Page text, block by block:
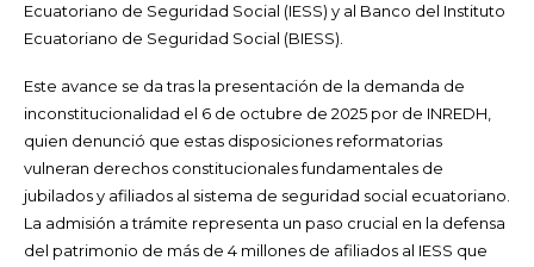
Ecuatoriano de Seguridad Social (IESS) y al Banco del Instituto
Ecuatoriano de Seguridad Social (BIESS).
Este avance se da tras la presentación de la demanda de
inconstitucionalidad el 6 de octubre de 2025 por de INREDH,
quien denunció que estas disposiciones reformatorias
vulneran derechos constitucionales fundamentales de
jubilados y afiliados al sistema de seguridad social ecuatoriano.
La admisión a trámite representa un paso crucial en la defensa
del patrimonio de más de 4 millones de afiliados al IESS que